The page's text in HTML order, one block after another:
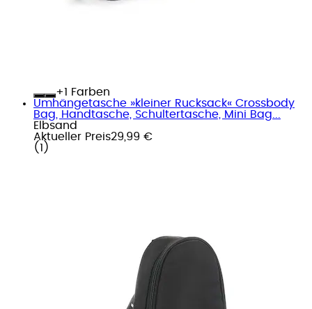
+
Farben
Umhängetasche »kleiner Rucksack« Crossbody
Bag, Handtasche, Schultertasche, Mini Bag...
Elbsand
Aktueller Preis29,99 €
( 1 )